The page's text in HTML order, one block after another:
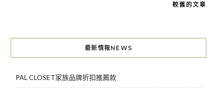
導
覽
較舊的文章
最新情報NEWS
PAL CLOSET家族品牌折扣推薦款